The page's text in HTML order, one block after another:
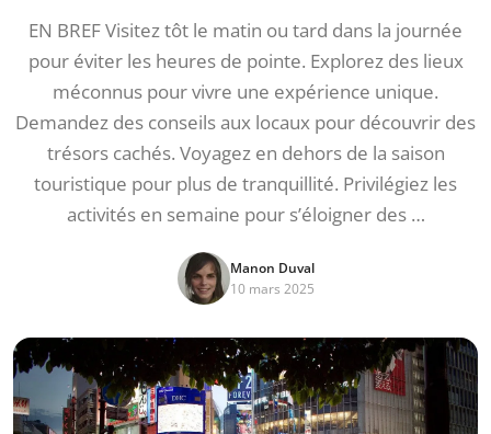
EN BREF Visitez tôt le matin ou tard dans la journée
pour éviter les heures de pointe. Explorez des lieux
méconnus pour vivre une expérience unique.
Demandez des conseils aux locaux pour découvrir des
trésors cachés. Voyagez en dehors de la saison
touristique pour plus de tranquillité. Privilégiez les
activités en semaine pour s’éloigner des …
Manon Duval
10 mars 2025